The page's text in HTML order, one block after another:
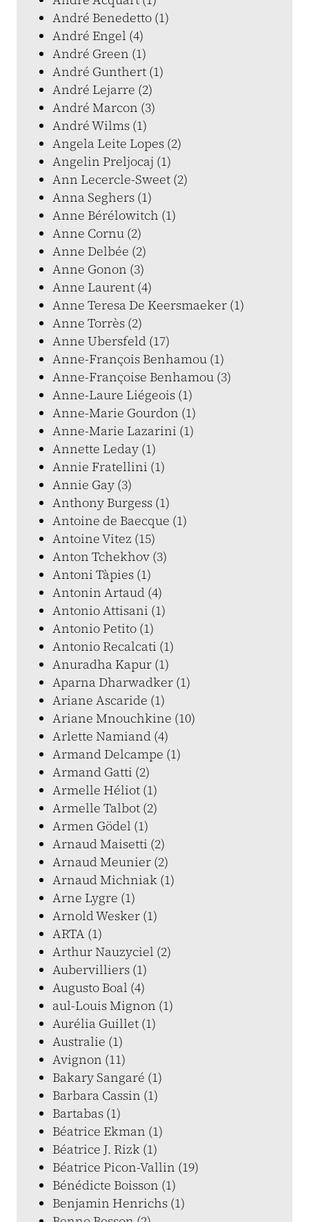
André Benedetto (1)
André Engel (4)
André Green (1)
André Gunthert (1)
André Lejarre (2)
André Marcon (3)
André Wilms (1)
Angela Leite Lopes (2)
Angelin Preljocaj (1)
Ann Lecercle-Sweet (2)
Anna Seghers (1)
Anne Bérélowitch (1)
Anne Cornu (2)
Anne Delbée (2)
Anne Gonon (3)
Anne Laurent (4)
Anne Teresa De Keersmaeker (1)
Anne Torrès (2)
Anne Ubersfeld (17)
Anne-François Benhamou (1)
Anne-Françoise Benhamou (3)
Anne-Laure Liégeois (1)
Anne-Marie Gourdon (1)
Anne-Marie Lazarini (1)
Annette Leday (1)
Annie Fratellini (1)
Annie Gay (3)
Anthony Burgess (1)
Antoine de Baecque (1)
Antoine Vitez (15)
Anton Tchekhov (3)
Antoni Tàpies (1)
Antonin Artaud (4)
Antonio Attisani (1)
Antonio Petito (1)
Antonio Recalcati (1)
Anuradha Kapur (1)
Aparna Dharwadker (1)
Ariane Ascaride (1)
Ariane Mnouchkine (10)
Arlette Namiand (4)
Armand Delcampe (1)
Armand Gatti (2)
Armelle Héliot (1)
Armelle Talbot (2)
Armen Gödel (1)
Arnaud Maisetti (2)
Arnaud Meunier (2)
Arnaud Michniak (1)
Arne Lygre (1)
Arnold Wesker (1)
ARTA (1)
Arthur Nauzyciel (2)
Aubervilliers (1)
Augusto Boal (4)
aul-Louis Mignon (1)
Aurélia Guillet (1)
Australie (1)
Avignon (11)
Bakary Sangaré (1)
Barbara Cassin (1)
Bartabas (1)
Béatrice Ekman (1)
Béatrice J. Rizk (1)
Béatrice Picon-Vallin (19)
Bénédicte Boisson (1)
Benjamin Henrichs (1)